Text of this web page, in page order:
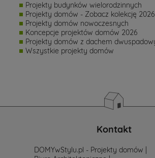
Projekty budynków wielorodzinnych
Projekty domów - Zobacz kolekcję 2026
Projekty domów nowoczesnych
Koncepcje projektów domów 2026
Projekty domów z dachem
Wszystkie projekty domów
Kontakt
DOMYwStylu.pl - Projekty domów |